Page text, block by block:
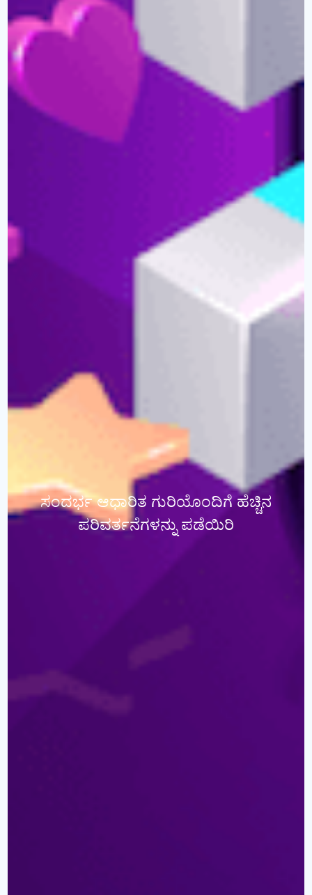
ಸಂದರ್ಭ ಆಧಾರಿತ ಗುರಿಯೊಂದಿಗೆ ಹೆಚ್ಚಿನ
ಪರಿವರ್ತನೆಗಳನ್ನು ಪಡೆಯಿರಿ